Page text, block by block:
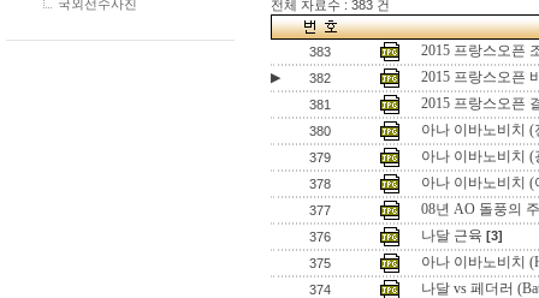
국외선수사진
전체 자료수 : 383 건
383 2015 프랑스오픈
▶ 382 2015 프랑스오픈
381 2015 프랑스오픈
380 아나 이바노비치 (
379 아나 이바노비치
378 아나 이바노비치 (
377 08년 AO 돌풍의
376 나달 근육 [3]
375
아나 이바노비치
374 나달 vs 페더러